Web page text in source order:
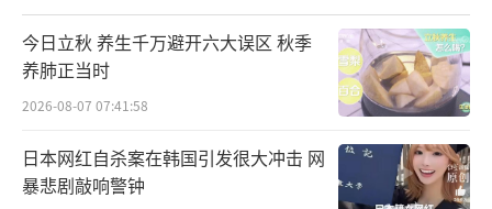
今日立秋 养生千万避开六大误区 秋季
养肺正当时
2026-08-07 07:41:58
日本网红自杀案在韩国引发很大冲击 网
暴悲剧敲响警钟